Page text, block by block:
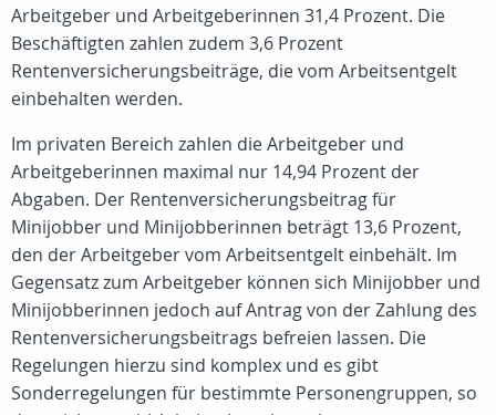
Arbeitgeber und Arbeitgeberinnen 31,4 Prozent. Die
Beschäftigten zahlen zudem 3,6 Prozent
Rentenversicherungsbeiträge, die vom Arbeitsentgelt
einbehalten werden.
Im privaten Bereich zahlen die Arbeitgeber und
Arbeitgeberinnen maximal nur 14,94 Prozent der
Abgaben. Der Rentenversicherungsbeitrag für
Minijobber und Minijobberinnen beträgt 13,6 Prozent,
den der Arbeitgeber vom Arbeitsentgelt einbehält. Im
Gegensatz zum Arbeitgeber können sich Minijobber und
Minijobberinnen jedoch auf Antrag von der Zahlung des
Rentenversicherungsbeitrags befreien lassen. Die
Regelungen hierzu sind komplex und es gibt
Sonderregelungen für bestimmte Personengruppen, so